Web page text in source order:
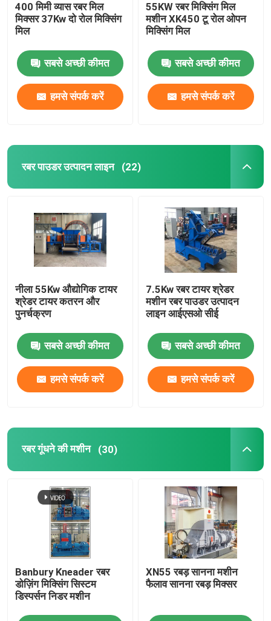
वीडियो
हमारे बारे में
कारखाना भ्रमण
गुणवत्ता नियंत्रण
संपर्क करें
एक उद्धरण का अनुरोध करें
रबर प्रक्रिया मशीन
रबर मिश्रण मिल मशीन
रबर पाउडर उत्पादन लाइन
रबर गूंधने की मशीन
400 मिमी व्यास रबर मिल
मिक्सर 37Kw दो रोल मिक्सिंग
मिल
सबसे अच्छी कीमत
हमसे संपर्क करें
55KW रबर मिक्सिंग मिल
मशीन XK450 टू रोल ओपन
मिक्सिंग मिल
सबसे अच्छी कीमत
हमसे संपर्क करें
रबर पाउडर उत्पादन लाइन (22)
नीला 55Kw औद्योगिक टायर
श्रेडर टायर कतरन और
पुनर्चक्रण
सबसे अच्छी कीमत
हमसे संपर्क करें
7.5Kw रबर टायर श्रेडर
मशीन रबर पाउडर उत्पादन
लाइन आईएसओ सीई
सबसे अच्छी कीमत
हमसे संपर्क करें
रबर गूंधने की मशीन (30)
Banbury Kneader रबर
डोज़िंग मिक्सिंग सिस्टम
डिस्पर्सन निडर मशीन
XN55 रबड़ सानना मशीन
फैलाव सानना रबड़ मिक्सर